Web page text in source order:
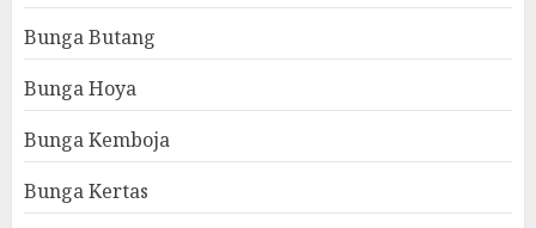
Bunga Butang
Bunga Hoya
Bunga Kemboja
Bunga Kertas